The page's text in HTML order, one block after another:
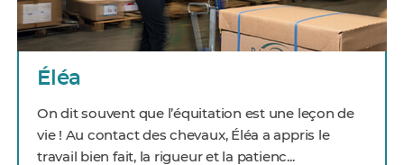
Éléa
On dit souvent que l’équitation est une leçon de
vie ! Au contact des chevaux, Éléa a appris le
travail bien fait, la rigueur et la patienc...